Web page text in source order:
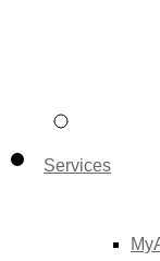
Services